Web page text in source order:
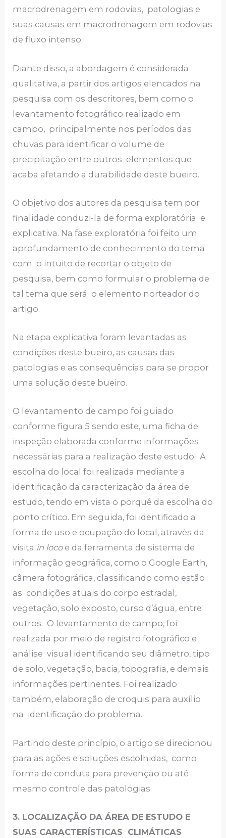
macrodrenagem em rodovias, patologias e
suas causas em macrodrenagem em rodovias
de fluxo intenso.
Diante disso, a abordagem é considerada
qualitativa, a partir dos artigos elencados na
pesquisa com os descritores, bem como o
levantamento fotográfico realizado em
campo, principalmente nos períodos das
chuvas para identificar o volume de
precipitação entre outros elementos que
acaba afetando a durabilidade deste bueiro.
O objetivo dos autores da pesquisa tem por
finalidade conduzi-la de forma exploratória e
explicativa. Na fase exploratória foi feito um
aprofundamento de conhecimento do tema
com o intuito de recortar o objeto de
pesquisa, bem como formular o problema de
tal tema que será o elemento norteador do
artigo.
Na etapa explicativa foram levantadas as
condições deste bueiro, as causas das
patologias e as consequências para se propor
uma solução deste bueiro.
O levantamento de campo foi guiado
conforme figura 5 sendo este, uma ficha de
inspeção elaborada conforme informações
necessárias para a realização deste estudo. A
escolha do local foi realizada mediante a
identificação da caracterização da área de
estudo, tendo em vista o porquê da escolha do
ponto crítico. Em seguida, foi identificado a
forma de uso e ocupação do local, através da
visita in loco e da ferramenta de sistema de
informação geográfica, como o Google Earth,
câmera fotográfica, classificando como estão
as condições atuais do corpo estradal,
vegetação, solo exposto, curso d’água, entre
outros. O levantamento de campo, foi
realizada por meio de registro fotográfico e
análise visual identificando seu diâmetro, tipo
de solo, vegetação, bacia, topografia, e demais
informações pertinentes. Foi realizado
também, elaboração de croquis para auxílio
na identificação do problema.
Partindo deste princípio, o artigo se direcionou
para as ações e soluções escolhidas, como
forma de conduta para prevenção ou até
mesmo controle das patologias.
3. LOCALIZAÇÃO DA ÁREA DE ESTUDO E
SUAS CARACTERÍSTICAS CLIMÁTICAS